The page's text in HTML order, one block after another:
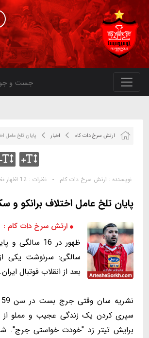
ارتش سرخ دات کام اخبار پایان تلخ عامل
نویسنده : ارتش سرخ دات کام - نظرات : 12 اظهار نظر
پایان تلخ عامل اختلاف برانکو و
ارتش سرخ دات کام :
سالگی: سرنوشت یکی
بعد از انقلاب فوتبال ایران.
سپری کردن یک زندگی عجیب و مملو از
برایش تیتر زد "خودت خواستی جرج".